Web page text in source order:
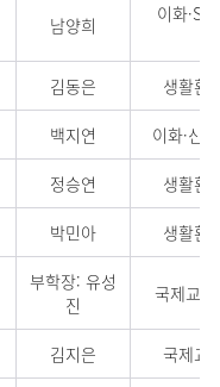
남양희
이화
김동은 생활환
백지연 이화·신
정승연 생활환
박민아 생활환
부학장: 유성
진
국제교
김지은 국제교